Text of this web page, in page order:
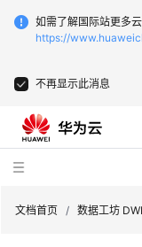
如需了解国际站更多
https://
不再显示此消息
文档首页 / 数据工坊